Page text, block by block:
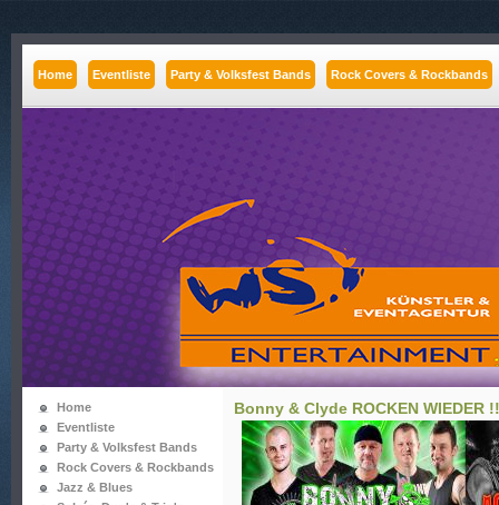
Home Eventliste Party & Volksfest Bands Rock Covers & Rockbands
Home
Eventliste
Party & Volksfest Bands
Rock Covers & Rockbands
Jazz & Blues
Bonny & Clyde ROCKEN WIEDER